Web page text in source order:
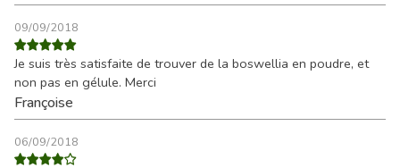
09/09/2018
Je suis très satisfaite de trouver de la boswellia en poudre, et
non pas en gélule. Merci
Françoise
06/09/2018